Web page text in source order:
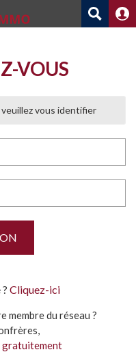
VOUS
vous identifier
Cliquez-ici
membre du réseau ?
gratuitement